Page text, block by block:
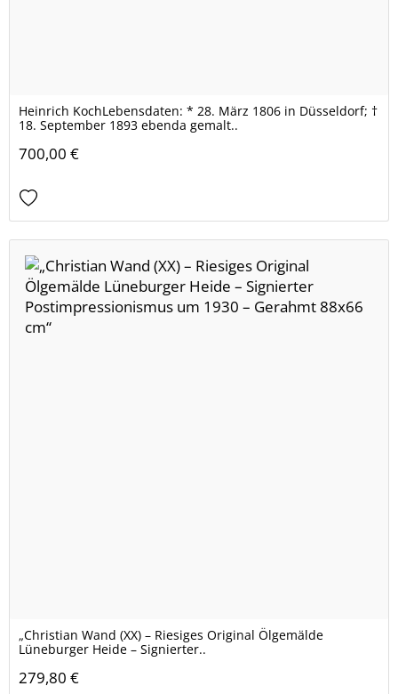
Heinrich KochLebensdaten: * 28. März 1806 in Düsseldorf; †
18. September 1893 ebenda gemalt..
700,00 €
„Christian Wand (XX) – Riesiges Original Ölgemälde
Lüneburger Heide – Signierter..
279,80 €